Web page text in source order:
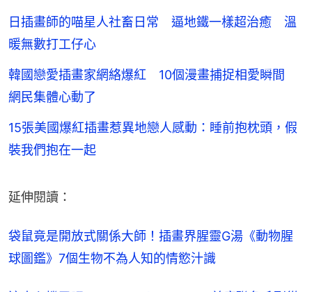
日插畫師的喵星人社畜日常 逼地鐵一樣超治癒 溫
暖無數打工仔心
韓國戀愛插畫家網絡爆紅 10個漫畫捕捉相愛瞬間
網民集體心動了
15張美國爆紅插畫惹異地戀人感動：睡前抱枕頭，假
裝我們抱在一起
延伸閱讀：
袋鼠竟是開放式關係大師！插畫界腥靈G湯《動物腥
球圖鑑》7個生物不為人知的情慾汁識